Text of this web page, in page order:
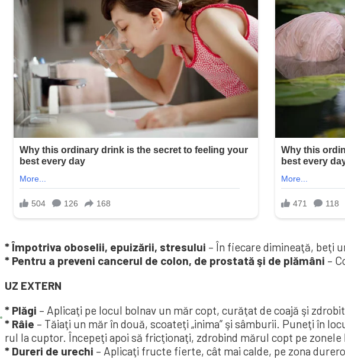
* Împotriva oboselii, epuizării, stresului – În fiecare dimineaţă, beţi
* Pentru a preveni cancerul de co­lon, de prostată şi de plă­mâni –
UZ EXTERN
* Plăgi – Aplicaţi pe locul bolnav un măr copt, curăţat de coajă şi
* Râie – Tăiaţi un măr în două, scoa­­teţi „inima” şi sâmburii. Puneţi în
rul la cup­­tor. Înce­peţi apoi să fric­ţionaţi, zdrobind mă­rul copt pe zone­le
* Dureri de u­rechi – Aplicaţi fruc­te fierte, cât mai cal­de, pe zona